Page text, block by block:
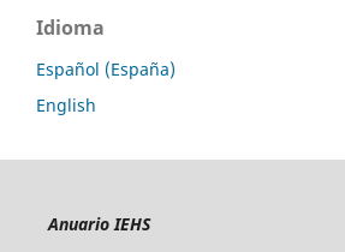
Idioma
Español (España)
English
Anuario IEHS